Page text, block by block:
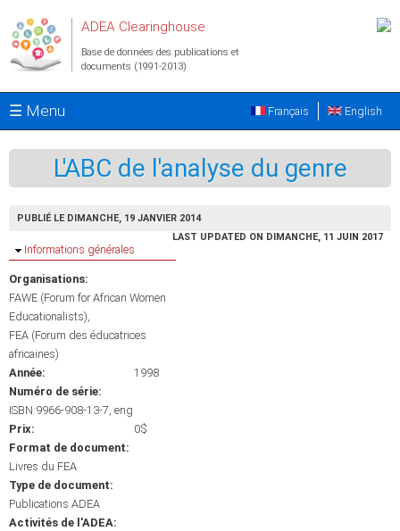
ADEA Clearinghouse
Base de données des publications et
documents (1991-2013)
☰ Menu English
Français
L'ABC de l'analyse du genre
PUBLIÉ LE DIMANCHE, 19 JANVIER 2014
LAST UPDATED ON DIMANCHE, 11 JUIN 2017
Masquer
Informations générales
Organisations:
FAWE (Forum for African Women
Educationalists)
FEA (Forum des éducatrices
africaines)
Année:
1998
Numéro de série:
ISBN:9966-908-13-7, eng
Prix:
0$
Format de document:
Livres du FEA
Type de document:
Publications ADEA
Activités de l'ADEA: